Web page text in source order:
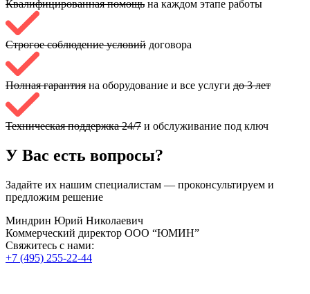
Квалифицированная помощь на каждом этапе работы
Строгое соблюдение условий договора
Полная гарантия на оборудование и все услуги до 3 лет
Техническая поддержка 24/7 и обслуживание под ключ
У Вас есть вопросы?
Задайте их нашим специалистам — проконсультируем и
предложим решение
Миндрин Юрий Николаевич
Коммерческий директор ООО “ЮМИН”
Свяжитесь с нами:
+7 (495) 255-22-44